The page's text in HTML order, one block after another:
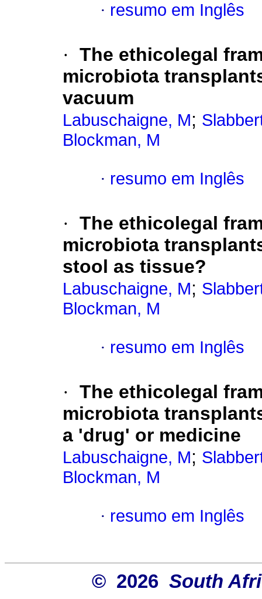
· resumo em Inglês
· The ethicolegal
microbiota
vacuum
Labuschaigne, M;
Blockman, M
· resumo em Inglês
· The ethicolegal
microbiota
stool as tissue?
Labuschaigne, M;
Blockman, M
· resumo em Inglês
· The ethicolegal
microbiota
a 'drug' or medicine
Labuschaigne, M;
Blockman, M
· resumo em Inglês
© 2026 South